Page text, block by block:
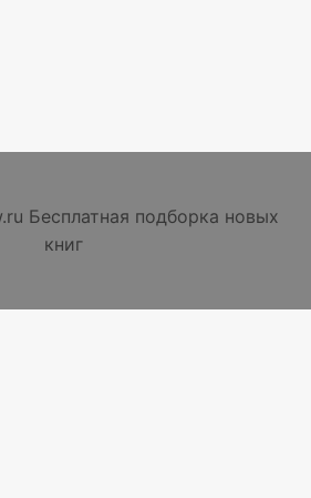
Бесплатная подборка новых
книг